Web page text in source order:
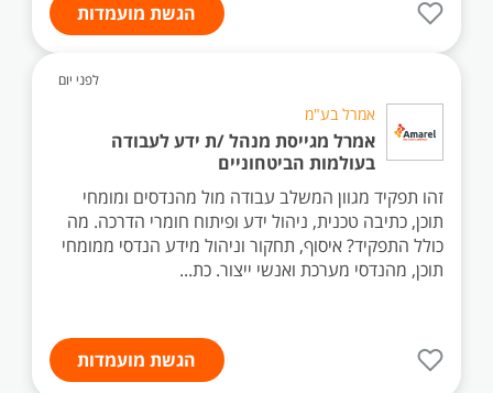
הגשת מועמדות
לפני יום
אמרל בע"מ
אמרל מגייסת מנהל /ת ידע לעבודה
בעולמות הביטחוניים
זהו תפקיד מגוון המשלב עבודה מול מהנדסים ומומחי
תוכן, כתיבה טכנית, ניהול ידע ופיתוח חומרי הדרכה. מה
כולל התפקיד? איסוף, תחקור וניהול מידע הנדסי ממומחי
תוכן, מהנדסי מערכת ואנשי ייצור. כת...
הגשת מועמדות